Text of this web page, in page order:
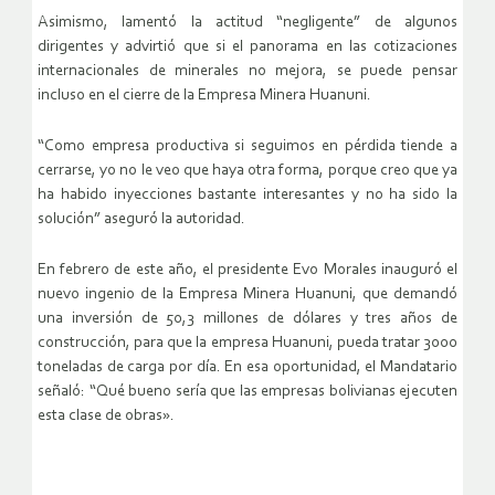
Asimismo, lamentó la actitud “negligente” de algunos
dirigentes y advirtió que si el panorama en las cotizaciones
internacionales de minerales no mejora, se puede pensar
incluso en el cierre de la Empresa Minera Huanuni.
“Como empresa productiva si seguimos en pérdida tiende a
cerrarse, yo no le veo que haya otra forma, porque creo que ya
ha habido inyecciones bastante interesantes y no ha sido la
solución” aseguró la autoridad.
En febrero de este año, el presidente Evo Morales inauguró el
nuevo ingenio de la Empresa Minera Huanuni, que demandó
una inversión de 50,3 millones de dólares y tres años de
construcción, para que la empresa Huanuni, pueda tratar 3000
toneladas de carga por día. En esa oportunidad, el Mandatario
señaló: “Qué bueno sería que las empresas bolivianas ejecuten
esta clase de obras».